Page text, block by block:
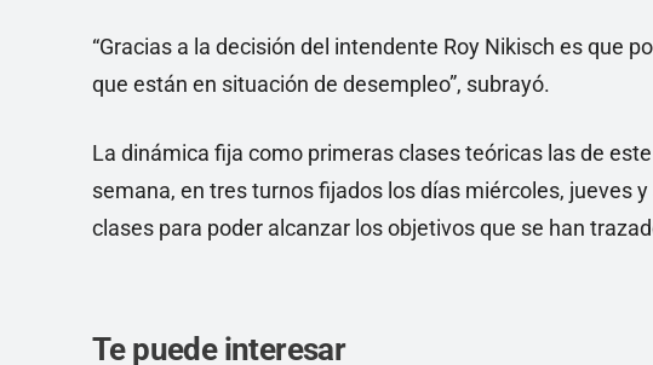
“Gracias a la decisión del intendente Roy Nikisch es que
que están en situación de desempleo”, subrayó.
La dinámica fija como primeras clases teóricas las de
semana, en tres turnos fijados los días miércoles, jueves
clases para poder alcanzar los objetivos que se han
Te puede interesar